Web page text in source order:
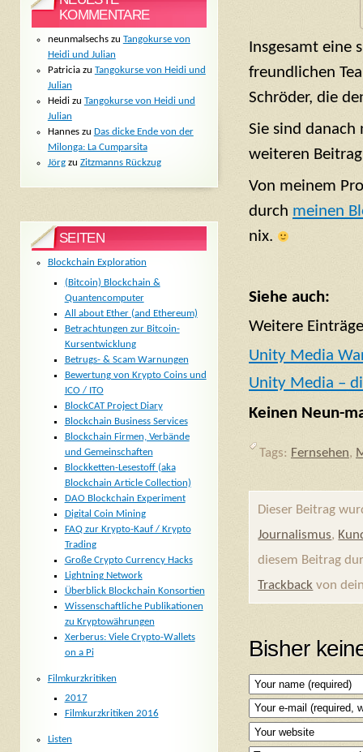
Insgesamt eine
freundlichen
Schröder, die
Sie sind
weiteren
Von meinem
durch meinen
nix.
Siehe auch:
Weitere
Unity Media
Unity Media –
Keinen Neun-
Tags: Fernsehen,
Dieser Beitrag
Journalismus,
diesem Beitrag
Trackback von
Bisher
KOMMENTARE
neunmalsechszu Tangokurse von
Heidi und Julian
Patriciazu Tangokurse von Heidi und
Julian
Heidizu Tangokurse von Heidi und
Julian
Hanneszu Das dicke Ende von der
Milonga: La Cumparsita
Jörgzu Zitzmanns Rückzug
SEITEN
Blockchain Exploration
(Bitcoin) Blockchain &
Quantencomputer
All about Ether (and Ethereum)
Betrachtungen zur Bitcoin-
Kursentwicklung
Betrugs- & Scam Warnungen
Bewertung von Krypto Coins und
ICO / ITO
BlockCAT Project Diary
Blockchain Business Services
Blockchain Firmen, Verbände
und Gemeinschaften
Blockketten-Lesestoff (aka
Blockchain Article Collection)
DAO Blockchain Experiment
Digital Coin Mining
FAQ zur Krypto-Kauf / Krypto
Trading
Große Crypto Currency Hacks
Lightning Network
Überblick Blockchain Konsortien
Wissenschaftliche Publikationen
zu Kryptowährungen
Xerberus: Viele Crypto-Wallets
on a Pi
Filmkurzkritiken
2017
Filmkurzkritiken 2016
Listen